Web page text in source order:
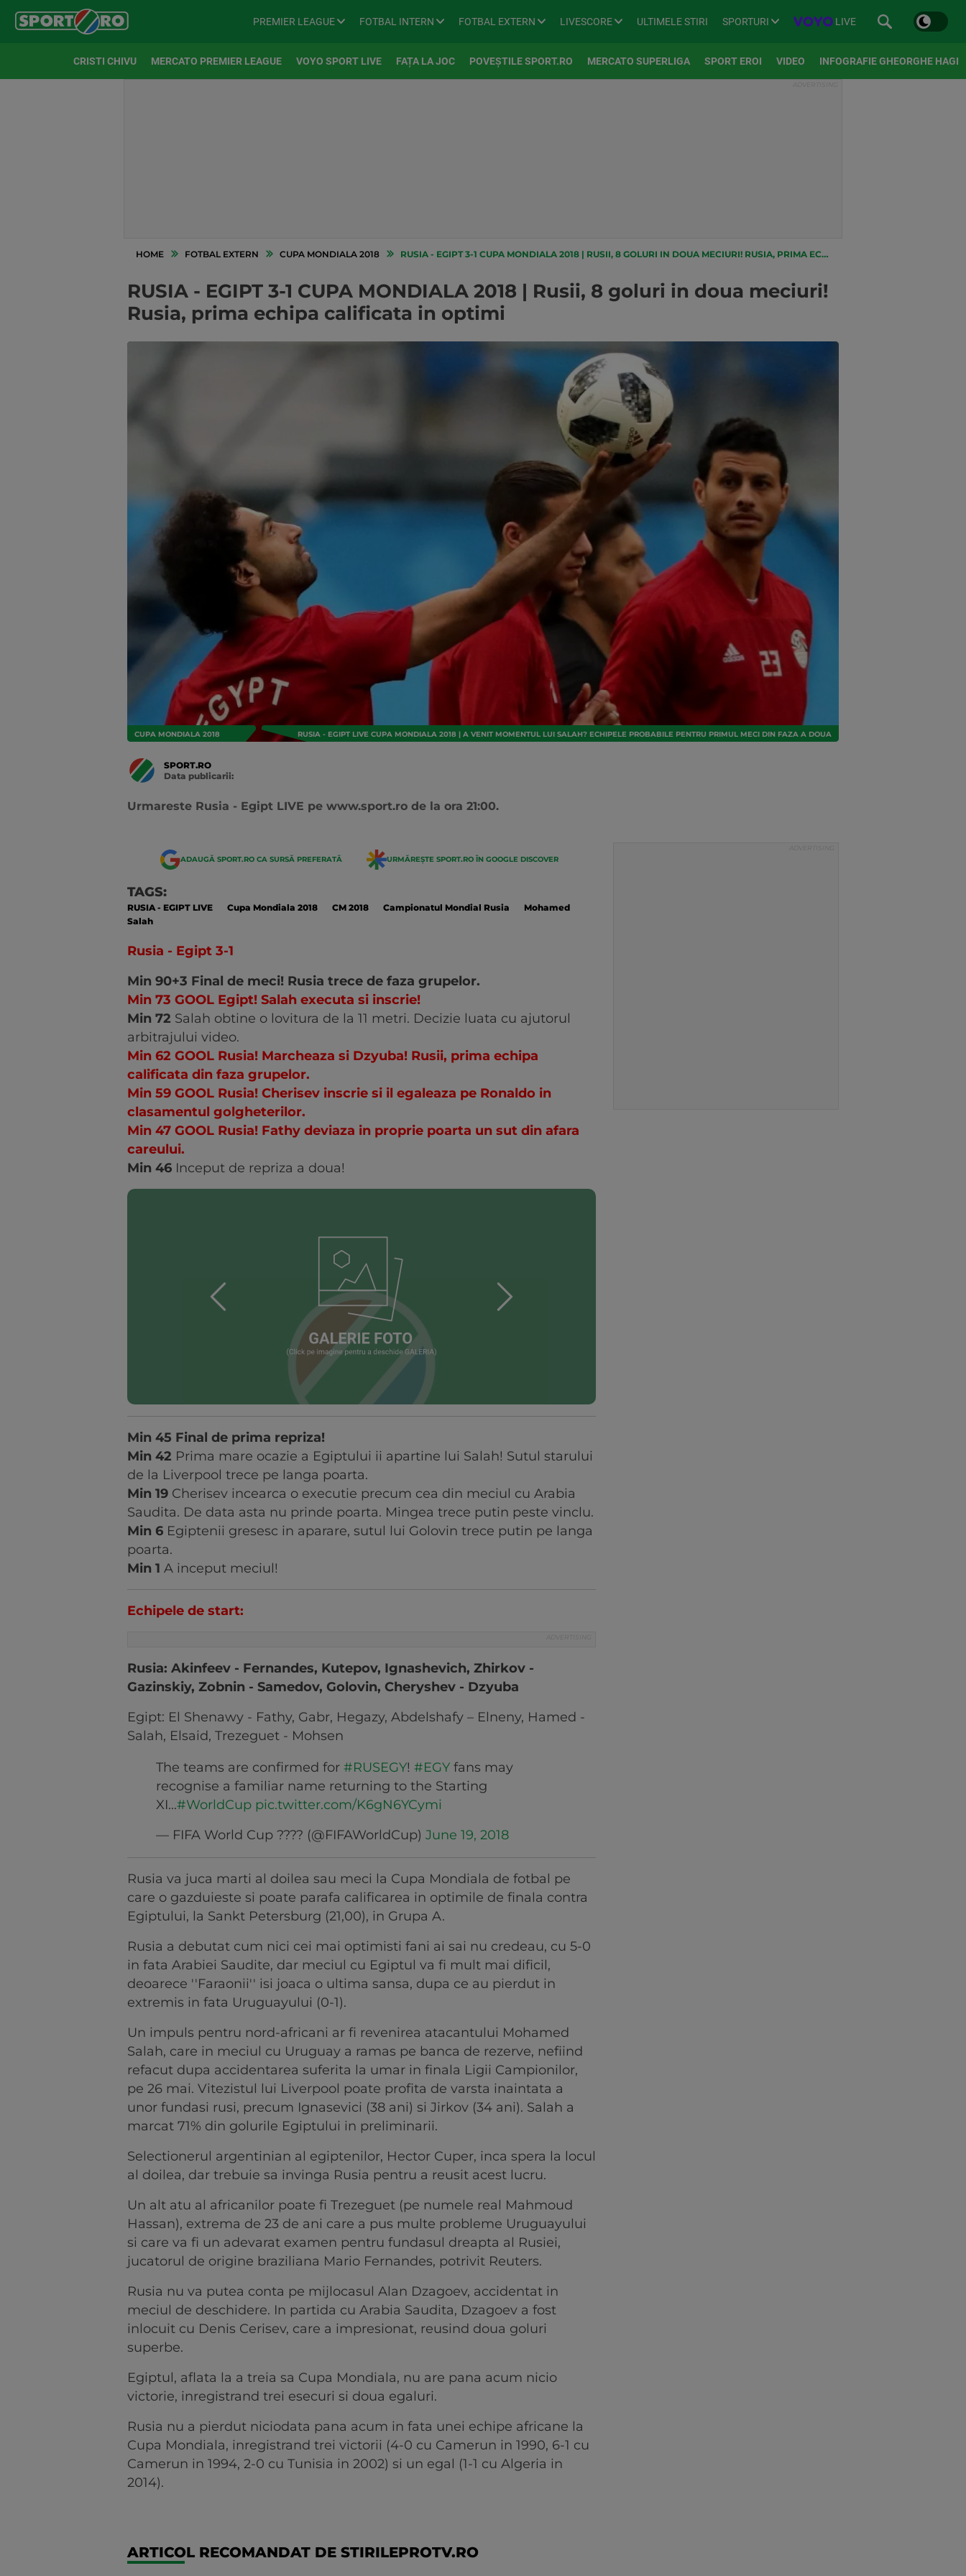
PREMIER LEAGUE FOTBAL INTERN FOTBAL EXTERN LIVESCORE ULTIMELE STIRI SPORTURI LIVE
CRISTI CHIVU MERCATO PREMIER LEAGUE VOYO SPORT LIVE FAȚA LA JOC POVEȘTILE SPORT.RO MERCATO SUPERLIGA SPORT EROI VIDEO INFOGRAFIE GHEORGHE HAGI
HOME FOTBAL EXTERN CUPA MONDIALA 2018 RUSIA - EGIPT 3-1 CUPA MONDIALA 2018 | RUSII, 8 GOLURI IN DOUA MECIURI! RUSIA, PRIMA ECHIPA CALIFICATA IN OPTIMI
RUSIA - EGIPT 3-1 CUPA MONDIALA 2018 | Rusii, 8 goluri in doua meciuri!
Rusia, prima echipa calificata in optimi
CUPA MONDIALA 2018 RUSIA - EGIPT LIVE CUPA MONDIALA 2018 | A VENIT MOMENTUL LUI SALAH? ECHIPELE PROBABILE PENTRU PRIMUL MECI DIN FAZA A DOUA
SPORT.RO
Data publicarii:
Urmareste Rusia - Egipt LIVE pe www.sport.ro de la ora 21:00.
ADAUGĂ SPORT.RO CA SURSĂ PREFERATĂ URMĂREȘTE SPORT.RO ÎN GOOGLE DISCOVER
TAGS:
RUSIA - EGIPT LIVE Cupa Mondiala 2018 CM 2018 Campionatul Mondial Rusia
Mohamed
Salah
Rusia - Egipt 3-1
Min 90+3 Final de meci! Rusia trece de faza grupelor.
Min 73 GOOL Egipt! Salah executa si inscrie!
Min 72 Salah obtine o lovitura de la 11 metri. Decizie luata cu ajutorul
arbitrajului video.
Min 62 GOOL Rusia! Marcheaza si Dzyuba! Rusii, prima echipa
calificata din faza grupelor.
Min 59 GOOL Rusia! Cherisev inscrie si il egaleaza pe Ronaldo in
clasamentul golgheterilor.
Min 47 GOOL Rusia! Fathy deviaza in proprie poarta un sut din afara
careului.
Min 46 Inceput de repriza a doua!
Min 45 Final de prima repriza!
Min 42 Prima mare ocazie a Egiptului ii apartine lui Salah! Sutul starului
de la Liverpool trece pe langa poarta.
Min 19 Cherisev incearca o executie precum cea din meciul cu Arabia
Saudita. De data asta nu prinde poarta. Mingea trece putin peste vinclu.
Min 6 Egiptenii gresesc in aparare, sutul lui Golovin trece putin pe langa
poarta.
Min 1 A inceput meciul!
Echipele de start:
Rusia: Akinfeev - Fernandes, Kutepov, Ignashevich, Zhirkov -
Gazinskiy, Zobnin - Samedov, Golovin, Cheryshev - Dzyuba
Egipt: El Shenawy - Fathy, Gabr, Hegazy, Abdelshafy – Elneny, Hamed -
Salah, Elsaid, Trezeguet - Mohsen
The teams are confirmed for #RUSEGY! #EGY fans may
recognise a familiar name returning to the Starting
XI...#WorldCup pic.twitter.com/K6gN6YCymi
— FIFA World Cup ???? (@FIFAWorldCup) June 19, 2018
Rusia va juca marti al doilea sau meci la Cupa Mondiala de fotbal pe
care o gazduieste si poate parafa calificarea in optimile de finala contra
Egiptului, la Sankt Petersburg (21,00), in Grupa A.
Rusia a debutat cum nici cei mai optimisti fani ai sai nu credeau, cu 5-0
in fata Arabiei Saudite, dar meciul cu Egiptul va fi mult mai dificil,
deoarece ''Faraonii'' isi joaca o ultima sansa, dupa ce au pierdut in
extremis in fata Uruguayului (0-1).
Un impuls pentru nord-africani ar fi revenirea atacantului Mohamed
Salah, care in meciul cu Uruguay a ramas pe banca de rezerve, nefiind
refacut dupa accidentarea suferita la umar in finala Ligii Campionilor,
pe 26 mai. Vitezistul lui Liverpool poate profita de varsta inaintata a
unor fundasi rusi, precum Ignasevici (38 ani) si Jirkov (34 ani). Salah a
marcat 71% din golurile Egiptului in preliminarii.
Selectionerul argentinian al egiptenilor, Hector Cuper, inca spera la locul
al doilea, dar trebuie sa invinga Rusia pentru a reusit acest lucru.
Un alt atu al africanilor poate fi Trezeguet (pe numele real Mahmoud
Hassan), extrema de 23 de ani care a pus multe probleme Uruguayului
si care va fi un adevarat examen pentru fundasul dreapta al Rusiei,
jucatorul de origine braziliana Mario Fernandes, potrivit Reuters.
Rusia nu va putea conta pe mijlocasul Alan Dzagoev, accidentat in
meciul de deschidere. In partida cu Arabia Saudita, Dzagoev a fost
inlocuit cu Denis Cerisev, care a impresionat, reusind doua goluri
superbe.
Egiptul, aflata la a treia sa Cupa Mondiala, nu are pana acum nicio
victorie, inregistrand trei esecuri si doua egaluri.
Rusia nu a pierdut niciodata pana acum in fata unei echipe africane la
Cupa Mondiala, inregistrand trei victorii (4-0 cu Camerun in 1990, 6-1 cu
Camerun in 1994, 2-0 cu Tunisia in 2002) si un egal (1-1 cu Algeria in
2014).
ARTICOL RECOMANDAT DE STIRILEPROTV.RO